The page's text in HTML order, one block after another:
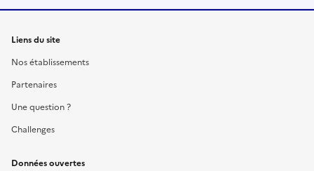
Liens du site
Nos établissements
Partenaires
Une question ?
Challenges
Données ouvertes